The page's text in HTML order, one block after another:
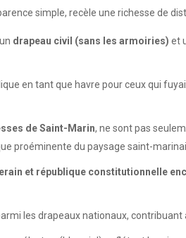
simple, recèle une richesse de
drapeau civil (sans les armoiries) et
en tant que havre pour ceux qui
de Saint-Marin, ne sont pas
proéminente du paysage saint-
et république constitutionnelle
les drapeaux nationaux,